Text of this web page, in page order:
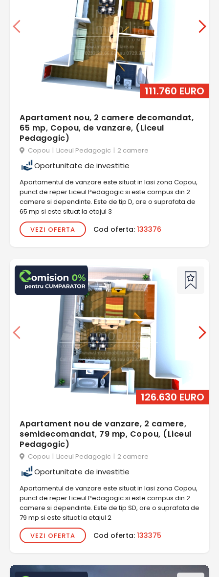
111.760 EURO
Apartament nou, 2 camere decomandat,
65 mp, Copou, de vanzare, (Liceul
Pedagogic)
Copou | Liceul Pedagogic | 2 camere
Oportunitate de investitie
Apartamentul de vanzare este situat in Iasi zona Copou,
punct de reper Liceul Pedagogic si este compus din 2
camere si dependinte. Este de tip D, are o suprafata de
65 mp si este situat la etajul 3
VEZI OFERTA
Cod oferta: 133376
126.630 EURO
Apartament nou de vanzare, 2 camere,
semidecomandat, 79 mp, Copou, (Liceul
Pedagogic)
Copou | Liceul Pedagogic | 2 camere
Oportunitate de investitie
Apartamentul de vanzare este situat in Iasi zona Copou,
punct de reper Liceul Pedagogic si este compus din 2
camere si dependinte. Este de tip SD, are o suprafata de
79 mp si este situat la etajul 2
VEZI OFERTA
Cod oferta: 133375